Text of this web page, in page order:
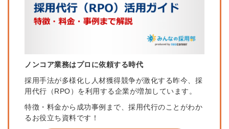
ノンコア業務はプロに依頼する時代
採用手法が多様化し人材獲得競争が激化する昨今、採
用代行（RPO）を利用する企業が増加しています。
特徴・料金から成功事例まで、採用代行のことがわか
るお役立ち資料です！